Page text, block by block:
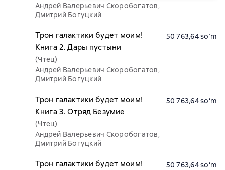
Андрей Валерьевич Скоробогатов,
Дмитрий Богуцкий
Трон галактики будет моим!
Книга 2. Дары пустыни
(Чтец)
Андрей Валерьевич Скоробогатов,
Дмитрий Богуцкий
50 763,64 soʻm
Трон галактики будет моим!
Книга 3. Отряд Безумие
(Чтец)
Андрей Валерьевич Скоробогатов,
Дмитрий Богуцкий
50 763,64 soʻm
Трон галактики будет моим!
50 763,64 soʻm